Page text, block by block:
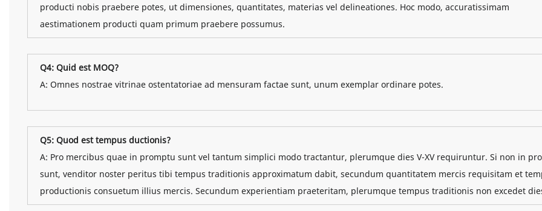
producti nobis praebere potes, ut dimensiones, quantitates, materias vel delineationes. Hoc modo, accuratissimam
aestimationem producti quam primum praebere possumus.
Q4: Quid est MOQ?
A: Omnes nostrae vitrinae ostentatoriae ad mensuram factae sunt, unum exemplar ordinare potes.
Q5: Quod est tempus ductionis?
A: Pro mercibus quae in promptu sunt vel tantum simplici modo tractantur, plerumque dies V-XV requiruntur. Si non in
sunt, venditor noster peritus tibi tempus traditionis approximatum dabit, secundum quantitatem mercis requisitam et
productionis consuetum illius mercis. Secundum experientiam praeteritam, plerumque tempus traditionis non excedet